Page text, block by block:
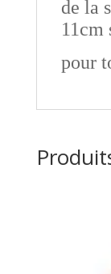
de la
11cm
pour